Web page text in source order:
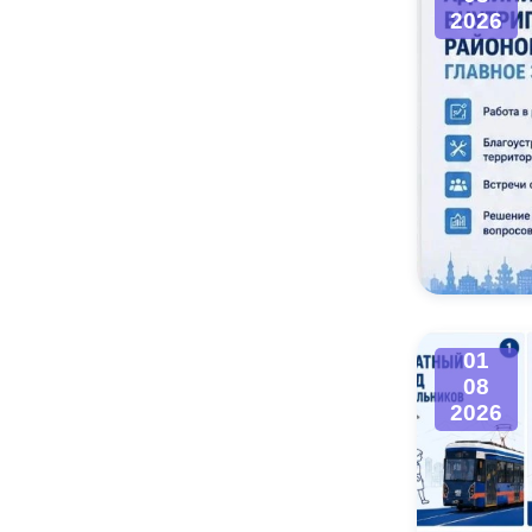
2026
01
08
2026